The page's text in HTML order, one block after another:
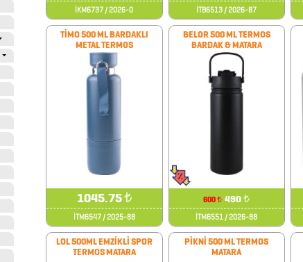
İKM6737 / 2026-0
İTB6513 / 2026-87
TİMO 500 ML BARDAKLI
METAL TERMOS
1045.75₺
İTM6547 / 2025-88
BELOR 500 ML TERMOS
BARDAK & MATARA
600₺ 490₺
İTM6551 / 2026-88
LOL 500ML EMZİKLİ SPOR
TERMOS MATARA
PİKNİ 500 ML TERMOS
MATARA